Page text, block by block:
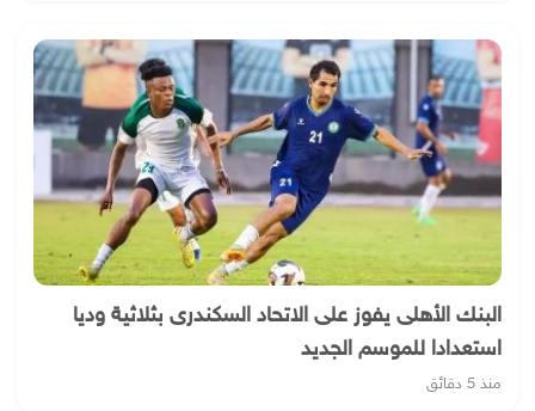
البنك الأهلى يفوز على الاتحاد السكندرى بثلاثية وديا
استعدادا للموسم الجديد
منذ 5 دقائق